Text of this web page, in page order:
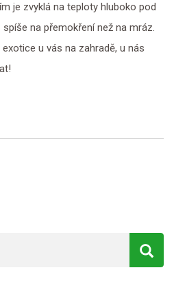
je zvyklá na teploty hluboko pod
na přemokření než na mráz.
u vás na zahradě, u nás